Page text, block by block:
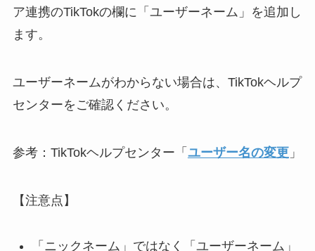
ア連携のTikTokの欄に「ユーザーネーム」を追加し
ます。
ユーザーネームがわからない場合は、TikTokヘルプ
センターをご確認ください。
参考：TikTokヘルプセンター「 ユーザー名の変更」
【注意点】
「ニックネーム」ではなく「ユーザーネーム」